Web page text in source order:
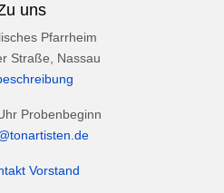
uns
Pfarrheim
Straße, Nassau
Probenbeginn
Vorstand